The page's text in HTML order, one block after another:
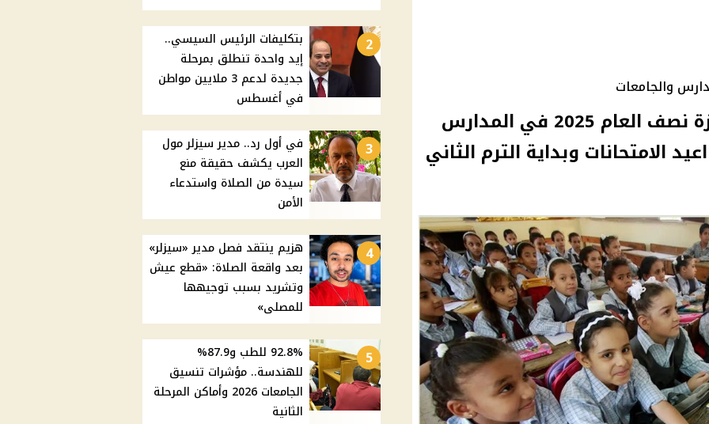
«هنأجز أمتي؟» موعد إجازة نصف العام 2025 في المدارس
الامتحانات وبداية الترم الثاني
2
بتكليفات الرئيس السيسي..
إيد واحدة تنطلق بمرحلة
جديدة لدعم 3 ملايين مواطن
في أغسطس
3
في أول رد.. مدير سيزلر مول
العرب يكشف حقيقة منع
سيدة من الصلاة واستدعاء
الأمن
4
هزيم ينتقد فصل مدير «سيزلر»
بعد واقعة الصلاة: «قطع عيش
وتشريد بسبب توجيهها
للمصلى»
5
92.8% للطب و87.9%
للهندسة.. مؤشرات تنسيق
الجامعات 2026 وأماكن المرحلة
الثانية